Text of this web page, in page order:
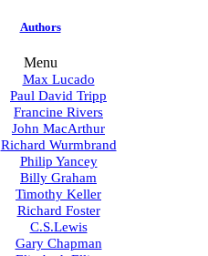
Authors
Menu
Max Lucado
Paul David Tripp
Francine Rivers
John MacArthur
Richard Wurmbrand
Philip Yancey
Billy Graham
Timothy Keller
Richard Foster
C.S.Lewis
Gary Chapman